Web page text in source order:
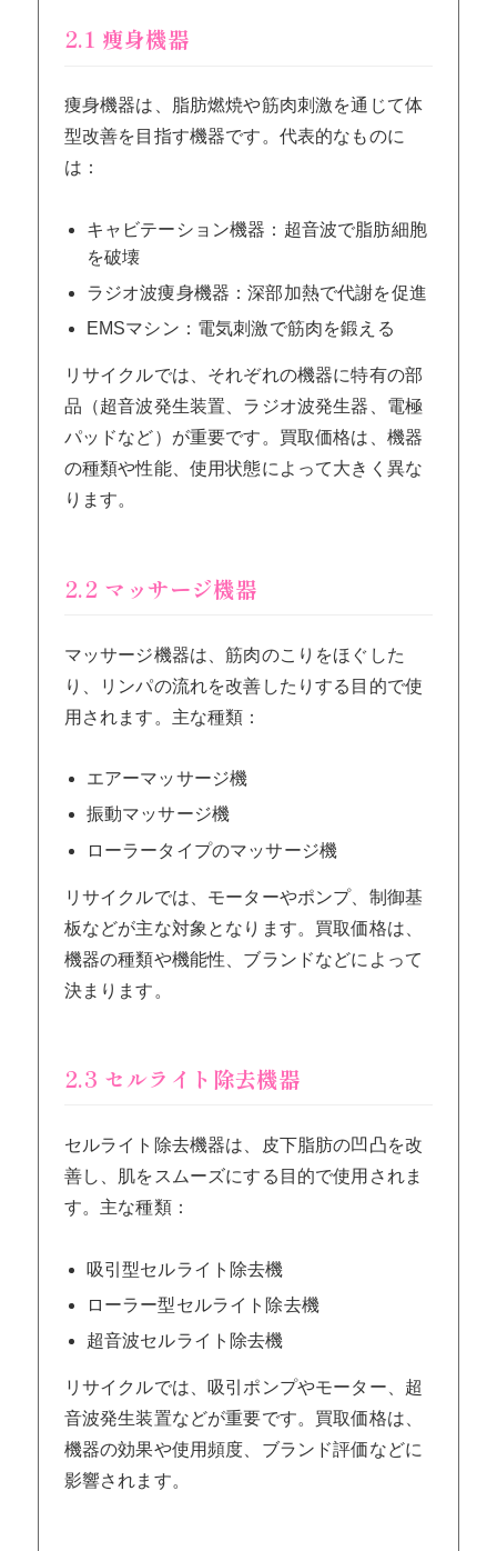
2.1 痩身機器
痩身機器は、脂肪燃焼や筋肉刺激を通じて体
型改善を目指す機器です。代表的なものに
は：
キャビテーション機器：超音波で脂肪細胞
を破壊
ラジオ波痩身機器：深部加熱で代謝を促進
EMSマシン：電気刺激で筋肉を鍛える
リサイクルでは、それぞれの機器に特有の部
品（超音波発生装置、ラジオ波発生器、電極
パッドなど）が重要です。買取価格は、機器
の種類や性能、使用状態によって大きく異な
ります。
2.2 マッサージ機器
マッサージ機器は、筋肉のこりをほぐした
り、リンパの流れを改善したりする目的で使
用されます。主な種類：
エアーマッサージ機
振動マッサージ機
ローラータイプのマッサージ機
リサイクルでは、モーターやポンプ、制御基
板などが主な対象となります。買取価格は、
機器の種類や機能性、ブランドなどによって
決まります。
2.3 セルライト除去機器
セルライト除去機器は、皮下脂肪の凹凸を改
善し、肌をスムーズにする目的で使用されま
す。主な種類：
吸引型セルライト除去機
ローラー型セルライト除去機
超音波セルライト除去機
リサイクルでは、吸引ポンプやモーター、超
音波発生装置などが重要です。買取価格は、
機器の効果や使用頻度、ブランド評価などに
影響されます。